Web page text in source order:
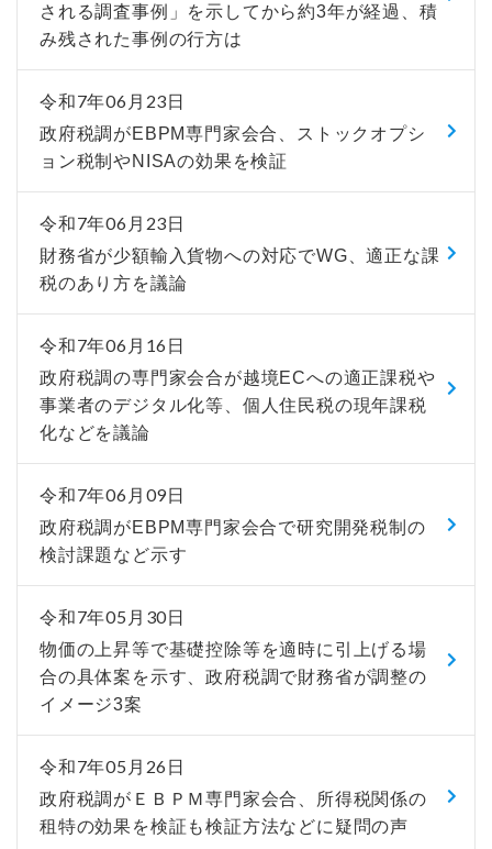
される調査事例」を示してから約3年が経過、積
み残された事例の行方は
令和7年06月23日
政府税調がEBPM専門家会合、ストックオプシ
ョン税制やNISAの効果を検証
令和7年06月23日
財務省が少額輸入貨物への対応でWG、適正な課
税のあり方を議論
令和7年06月16日
政府税調の専門家会合が越境ECへの適正課税や
事業者のデジタル化等、個人住民税の現年課税
化などを議論
令和7年06月09日
政府税調がEBPM専門家会合で研究開発税制の
検討課題など示す
令和7年05月30日
物価の上昇等で基礎控除等を適時に引上げる場
合の具体案を示す、政府税調で財務省が調整の
イメージ3案
令和7年05月26日
政府税調がＥＢＰＭ専門家会合、所得税関係の
租特の効果を検証も検証方法などに疑問の声